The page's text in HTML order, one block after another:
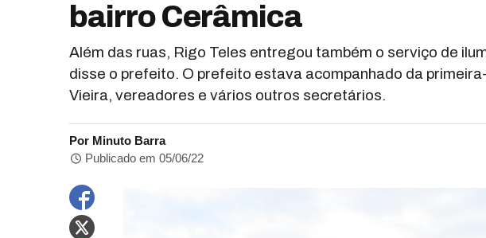
bairro Cerâmica
Além das ruas, Rigo Teles entregou também o serviço de
disse o prefeito. O prefeito estava acompanhado da
Vieira, vereadores e vários outros secretários.
Por Minuto Barra
Publicado em 05/06/22